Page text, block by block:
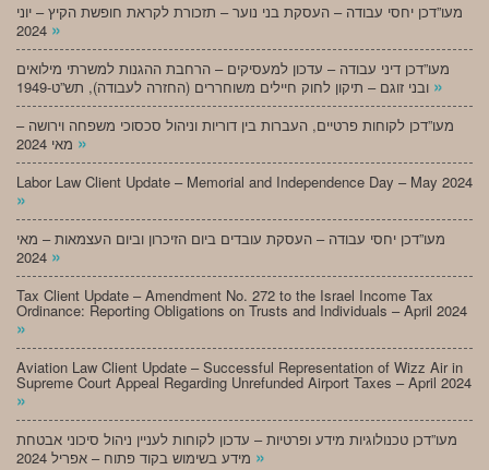
מעו”דכן יחסי עבודה – העסקת בני נוער – תזכורת לקראת חופשת הקיץ – יוני
»
מעו”דכן דיני עבודה – עדכון למעסיקים – הרחבת ההגנות למשרתי מילואים
»
מעו”דכן לקוחות פרטיים, העברות בין דוריות וניהול סכסוכי משפחה וירושה –
»
Labor Law Client Update – Memorial and Independence Day – May 2024
»
מעו”דכן יחסי עבודה – העסקת עובדים ביום הזיכרון וביום העצמאות – מאי
»
Tax Client Update – Amendment No. 272 to the Israel Income Tax
Ordinance: Reporting Obligations on Trusts and Individuals – April 2024
»
Aviation Law Client Update – Successful Representation of Wizz Air in
Supreme Court Appeal Regarding Unrefunded Airport Taxes – April 2024
»
מעו”דכן טכנולוגיות מידע ופרטיות – עדכון לקוחות לעניין ניהול סיכוני אבטחת
»